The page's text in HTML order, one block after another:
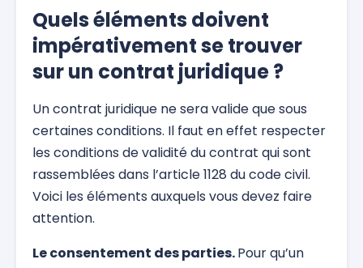
Quels éléments doivent
impérativement se trouver
sur un contrat juridique ?
Un contrat juridique ne sera valide que sous
certaines conditions. Il faut en effet respecter
les conditions de validité du contrat qui sont
rassemblées dans l’article 1128 du code civil.
Voici les éléments auxquels vous devez faire
attention.
Le consentement des parties.Pour qu’un